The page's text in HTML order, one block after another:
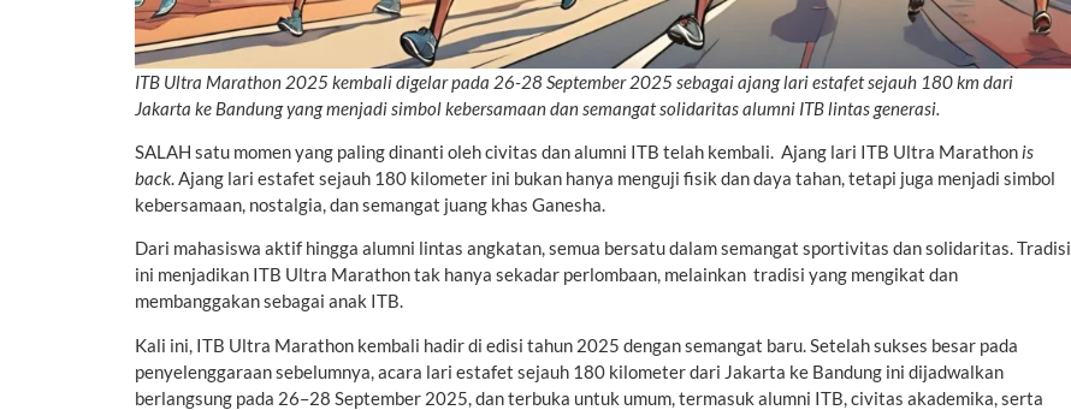
ITB Ultra Marathon 2025 kembali digelar pada 26-28 September 2025 sebagai ajang lari estafet sejauh 180 km dari
Jakarta ke Bandung yang menjadi simbol kebersamaan dan semangat solidaritas alumni ITB lintas generasi.
SALAH satu momen yang paling dinanti oleh civitas dan alumni ITB telah kembali. Ajang lari ITB Ultra Marathonis
back. Ajang lari estafet sejauh 180 kilometer ini bukan hanya menguji fisik dan daya tahan, tetapi juga menjadi simbol
kebersamaan, nostalgia, dan semangat juang khas Ganesha.
Dari mahasiswa aktif hingga alumni lintas angkatan, semua bersatu dalam semangat sportivitas dan solidaritas. Tradisi
ini menjadikan ITB Ultra Marathon tak hanya sekadar perlombaan, melainkan tradisi yang mengikat dan
membanggakan sebagai anak ITB.
Kali ini, ITB Ultra Marathon kembali hadir di edisi tahun 2025 dengan semangat baru. Setelah sukses besar pada
penyelenggaraan sebelumnya, acara lari estafet sejauh 180 kilometer dari Jakarta ke Bandung ini dijadwalkan
berlangsung pada 26–28 September 2025, dan terbuka untuk umum, termasuk alumni ITB, civitas akademika, serta